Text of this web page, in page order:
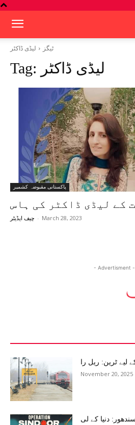
ٹیگز لیڈی ڈاکٹر
Tag: لیڈی ڈاکٹر
پاکستانی مقبوضہ کشمیر
چیف ایڈیٹر - March 28, 2023
- Advertisment -
November 20, 2025